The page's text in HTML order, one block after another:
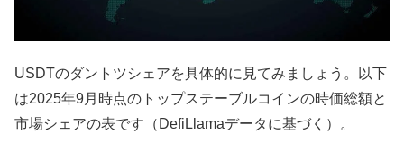
USDTのダントツシェアを具体的に見てみましょう。以下
は2025年9月時点のトップステーブルコインの時価総額と
市場シェアの表です（DefiLlamaデータに基づく）。